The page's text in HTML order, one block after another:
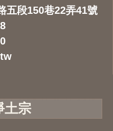
五段150巷22弄41號
土宗